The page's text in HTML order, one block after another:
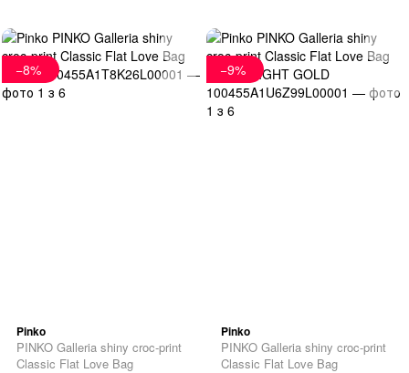
−8%
Pinko
PINKO Galleria shiny croc-print
Classic Flat Love Bag
−9%
Pinko
PINKO Galleria shiny croc-print
Classic Flat Love Bag